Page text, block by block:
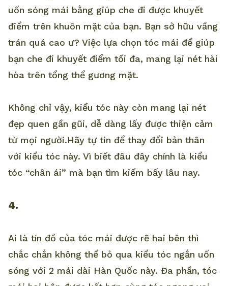
uốn sóng mái bằng giúp che đi được khuyết
điểm trên khuôn mặt của bạn. Bạn sở hữu vầng
trán quá cao ư? Việc lựa chọn tóc mái để giúp
bạn che đi khuyết điểm tối đa, mang lại nét hài
hòa trên tổng thể gương mặt.
Không chỉ vậy, kiểu tóc này còn mang lại nét
đẹp quen gần gũi, dễ dàng lấy được thiện cảm
từ mọi người.Hãy tự tin để thay đổi bản thân
với kiểu tóc này. Vì biết đâu đây chính là kiểu
tóc “chân ái” mà bạn tìm kiếm bấy lâu nay.
4.
Ai là tín đồ của tóc mái được rẽ hai bên thì
chắc chắn không thể bỏ qua kiểu tóc ngắn uốn
sóng với 2 mái dài Hàn Quốc này. Đa phần, tóc